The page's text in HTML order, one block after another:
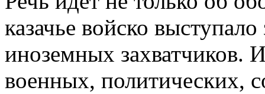
казачье войско
иноземных захватчиков.
военных, политических,